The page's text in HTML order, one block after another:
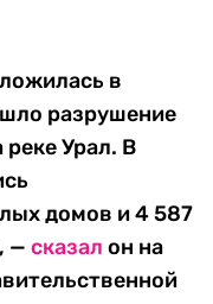
в
разрушение
Урал. В
домов и 4 587
— сказал он на